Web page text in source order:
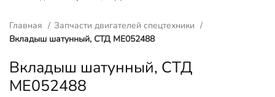
Главная
Запчасти двигателей спецтехники
Вкладыш шатунный, СТД ME052488
Вкладыш шатунный, СТД
ME052488